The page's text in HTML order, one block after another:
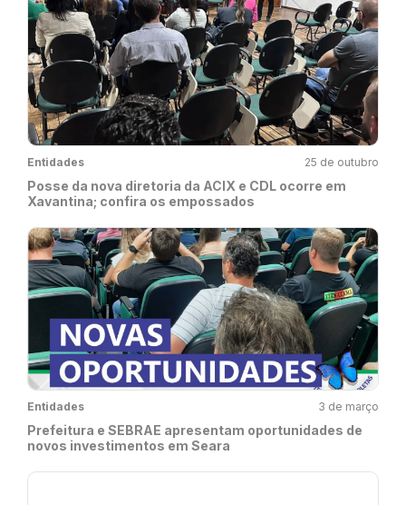
Entidades 25 de outubro
Posse da nova diretoria da ACIX e CDL ocorre em
Xavantina; confira os empossados
Entidades 3 de março
Prefeitura e SEBRAE apresentam oportunidades de
novos investimentos em Seara